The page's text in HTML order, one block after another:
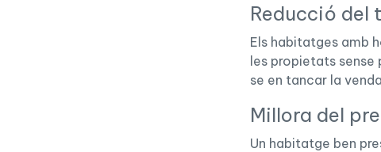
Reducció del
Els habitatges amb
les propietats
se en tancar la
Millora del
Un habitatge ben